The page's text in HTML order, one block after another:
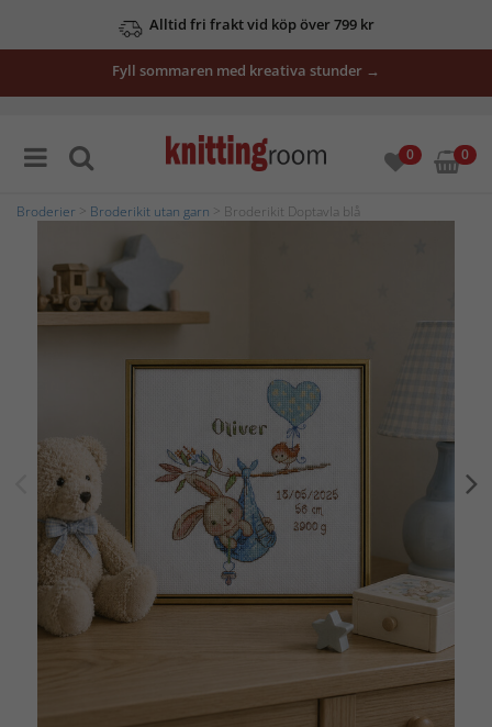
Alltid fri frakt vid köp över 799 kr
Fyll sommaren med kreativa stunder →
0 0
Broderier Broderikit utan garn > Broderikit Doptavla blå